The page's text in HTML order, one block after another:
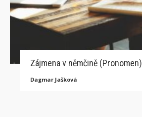
Zájmena v němčině (Pronomen)
Dagmar Jašková